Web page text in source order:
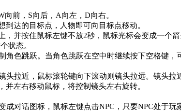
前，S向后，A向左，D向右。
达的目标点，人物即可向目标点移动。
并按住鼠标左键不放2秒，鼠标光标会变成一个
状态。
色跳跃。当角色跳跃在空中时继续按下空格键，
近，鼠标滚轮键向下滚动则镜头拉远。镜头拉
左右移动鼠标，将控制镜头左右旋转。
话图标，鼠标左键点击NPC，只要NPC处于玩